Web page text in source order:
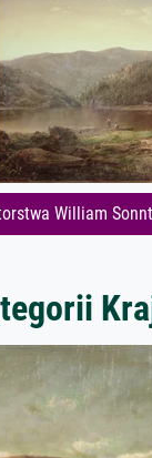
William